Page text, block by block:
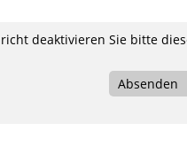
deaktivieren Sie bitte
Absenden